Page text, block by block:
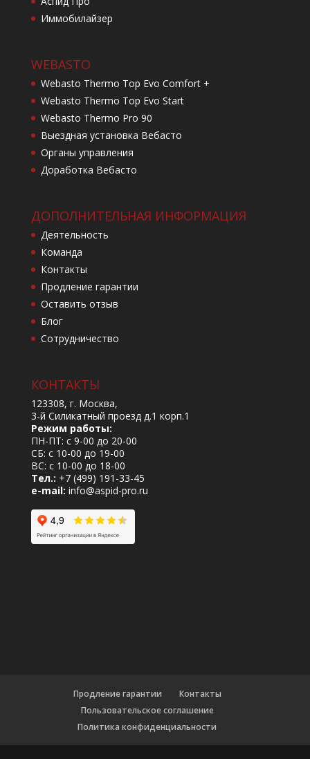
Иммобилайзер
WEBASTO
Webasto Thermo Top Evo Comfort +
Webasto Thermo Top Evo Start
Webasto Thermo Pro 90
Выездная установка Вебасто
Органы управления
Доработка Вебасто
ДОПОЛНИТЕЛЬНАЯ ИНФОРМАЦИЯ
Деятельность
Команда
Контакты
Продление гарантии
Оставить отзыв
Блог
Сотрудничество
КОНТАКТЫ
123308, г. Москва,
3-й Силикатный проезд д.1 корп.1
Режим работы:
ПН-ПТ: с 9-00 до 20-00
СБ: с 10-00 до 19-00
ВС: с 10-00 до 18-00
Тел.: +7 (499) 191-33-45
e-mail: info@aspid-pro.ru
Продление гарантии
Контакты
Пользовательское соглашение
Политика конфиденциальности